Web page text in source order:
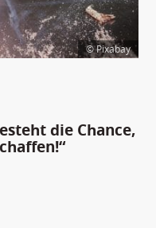
© Pixabay
die Chance,